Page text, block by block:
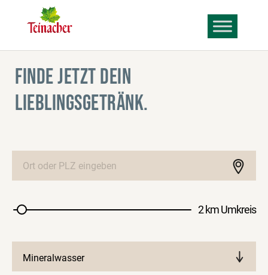
FINDE JETZT DEIN
LIEBLINGSGETRÄNK.
2 km Umkreis
Mineralwasser